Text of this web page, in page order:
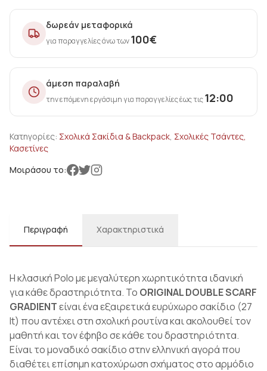
δωρεάν μεταφορικά
για παραγγελίες άνω των100€
άμεση παραλαβή
την επόμενη εργάσιμη για παραγγελίες έως τις12:00
Κατηγορίες: Σxολικά Σακίδια & Backpack, Σχολικές Τσάντες,
Κασετίνες
Μοιράσου το:
Περιγραφή Χαρακτηριστικά
Η κλασική Polo με μεγαλύτερη χωρητικότητα ιδανική
για κάθε δραστηριότητα. Το ORIGINAL DOUBLE SCARF
GRADIENTείναι ένα εξαιρετικά ευρύχωρο σακίδιο (27
lt) που αντέχει στη σχολική ρουτίνα και ακολουθεί τον
μαθητή και τον έφηβο σε κάθε του δραστηριότητα.
Είναι τo μοναδικό σακίδιο στην ελληνική αγορά που
διαθέτει επίσημη κατοχύρωση σχήματος στο αρμόδιο